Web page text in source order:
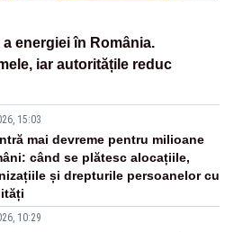
energiei în România.
iar autoritățile reduc
15:03
mai devreme pentru milioane
când se plătesc alocațiile,
și drepturile persoanelor cu
10:29